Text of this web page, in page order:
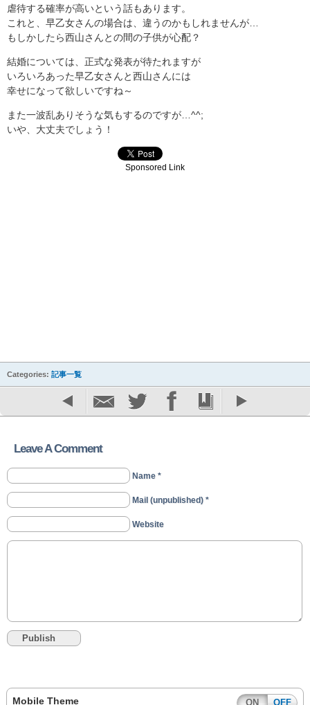
虐待する確率が高いという話もあります。
これと、早乙女さんの場合は、違うのかもしれませんが…
もしかしたら西山さんとの間の子供が心配？
結婚については、正式な発表が待たれますが
いろいろあった早乙女さんと西山さんには
幸せになって欲しいですね～
また一波乱ありそうな気もするのですが…^^;
いや、大丈夫でしょう！
Sponsored Link
Categories: 記事一覧
Leave A Comment
Name *
Mail (unpublished) *
Website
Mobile Theme ON OFF